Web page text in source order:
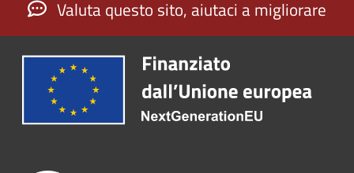
Valuta questo sito, aiutaci a migliorare